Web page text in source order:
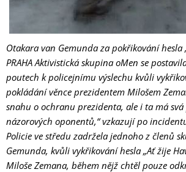
Otakara van Gemunda za pokřikování hesla
PRAHAAktivistická skupina oMen se
poutech k policejnímu výslechu kvůli
pokládání věnce prezidentem Milošem
snahu o ochranu prezidenta, ale i ta má
názorových oponentů,“ vzkazují po
Policie ve středu zadržela jednoho z členů
Gemunda, kvůli vykřikování hesla „Ať žije
Miloše Zemana, během nějž chtěl pouze